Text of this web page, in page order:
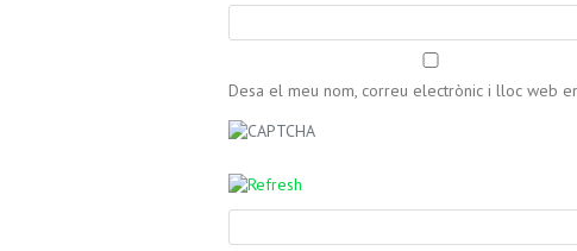
Desa el meu nom, correu electrònic i lloc web